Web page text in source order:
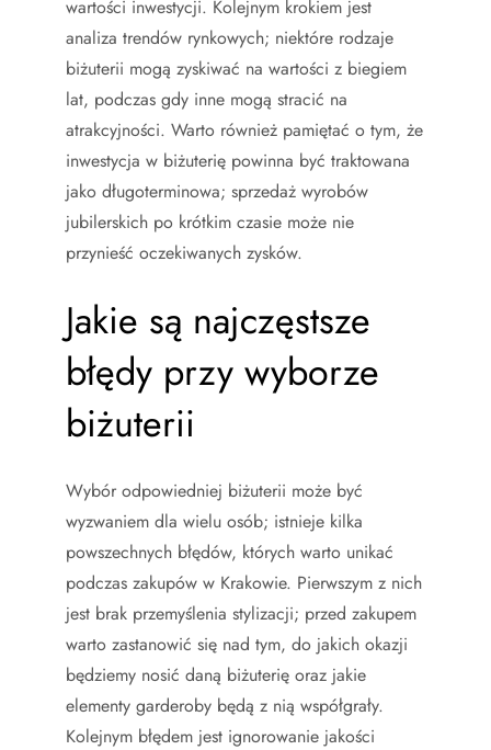
wartości inwestycji. Kolejnym krokiem jest
analiza trendów rynkowych; niektóre rodzaje
biżuterii mogą zyskiwać na wartości z biegiem
lat, podczas gdy inne mogą stracić na
atrakcyjności. Warto również pamiętać o tym, że
inwestycja w biżuterię powinna być traktowana
jako długoterminowa; sprzedaż wyrobów
jubilerskich po krótkim czasie może nie
przynieść oczekiwanych zysków.
Jakie są najczęstsze
błędy przy wyborze
biżuterii
Wybór odpowiedniej biżuterii może być
wyzwaniem dla wielu osób; istnieje kilka
powszechnych błędów, których warto unikać
podczas zakupów w Krakowie. Pierwszym z nich
jest brak przemyślenia stylizacji; przed zakupem
warto zastanowić się nad tym, do jakich okazji
będziemy nosić daną biżuterię oraz jakie
elementy garderoby będą z nią współgrały.
Kolejnym błędem jest ignorowanie jakości